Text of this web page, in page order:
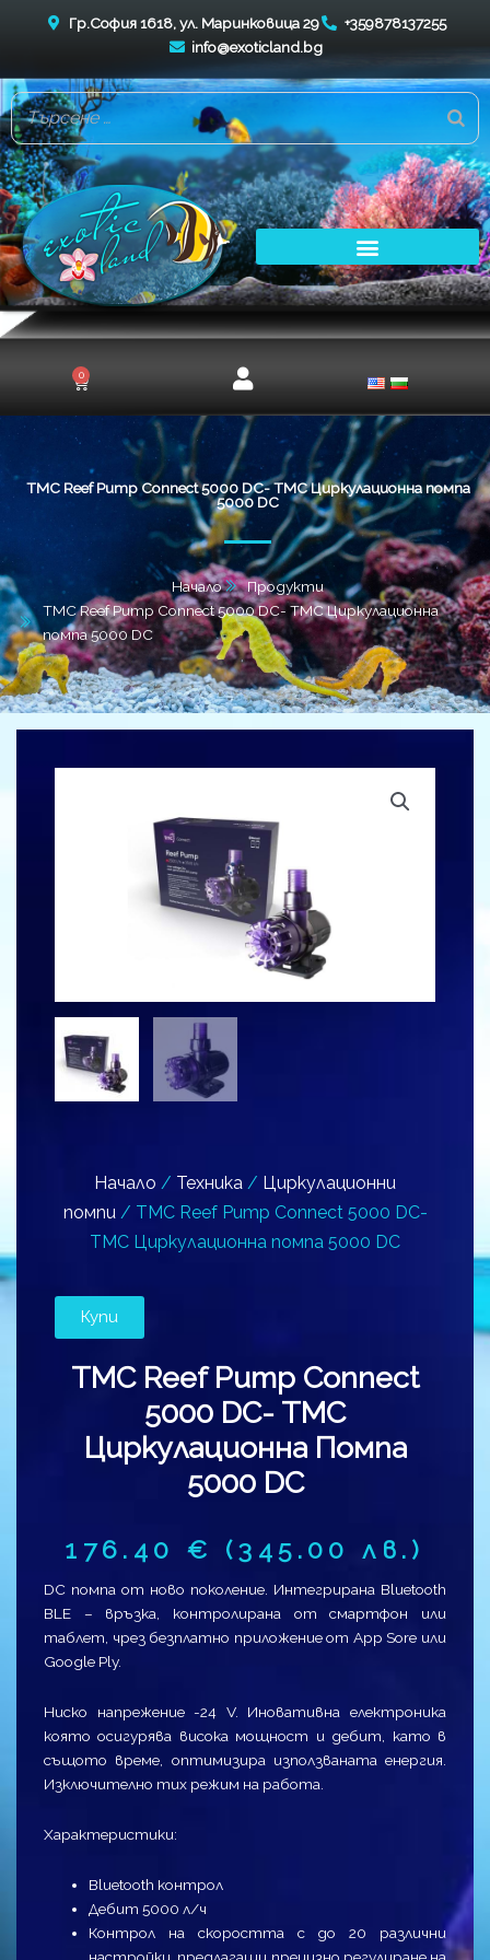
Гр.София 1618, ул. Маринковица 29
+359878137255
info@exoticland.bg
0
Cart
TMC Reef Pump Connect 5000 DC- TMC Циркулационна помпа
5000 DC
Начало
Продукти
TMC Reef Pump Connect 5000 DC- TMC Циркулационна
помпа 5000 DC
Начало / Техника / Циркулационни
помпи/ TMC Reef Pump Connect 5000 DC-
TMC Циркулационна помпа 5000 DC
Купи
TMC Reef Pump Connect
5000 DC- TMC
Циркулационна Помпа
5000 DC
176.40€ (345.00 лв.)
DC помпа от ново поколение. Интегрирана Bluetooth
BLE – връзка, контролирана от смартфон или
таблет, чрез безплатно приложение от App Sore или
Google Ply.
Ниско напрежение -24 V. Иновативна електроника
която осигурява висока мощност и дебит, като в
същото време, оптимизира използваната енергия.
Изключително тих режим на работа.
Характеристики:
Bluetooth контрол
Дебит 5000 л/ч
Контрол на скоростта с до 20 различни